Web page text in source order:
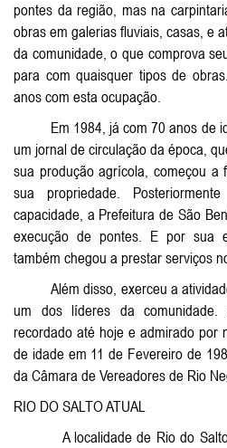
pontes da região, mas na
obras em galerias fluviais, casas, e
da comunidade, o que comprova
para com quaisquer tipos de
anos com esta ocupação.
Em 1984, já com 70 anos de
um jornal de circulação da época,
sua produção agrícola, começou a
sua propriedade.
capacidade, a Prefeitura de São
execução de pontes. E por sua
também chegou a prestar serviços
Além disso, exerceu a
um dos líderes da
recordado até hoje e admirado por
de idade em 11 de Fevereiro de
da Câmara de Vereadores de Rio
RIO DO SALTO ATUAL
A localidade de Rio do Salto